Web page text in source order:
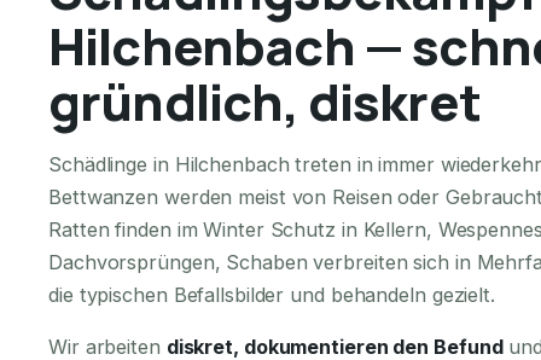
Hilchenbach —
gründlich, diskret
Schädlinge in Hilchenbach treten in immer
Bettwanzen werden meist von Reisen oder
Ratten finden im Winter Schutz in Kellern,
Dachvorsprüngen, Schaben verbreiten sich in
die typischen Befallsbilder und behandeln gezielt.
Wir arbeiten diskret, dokumentieren den Befund